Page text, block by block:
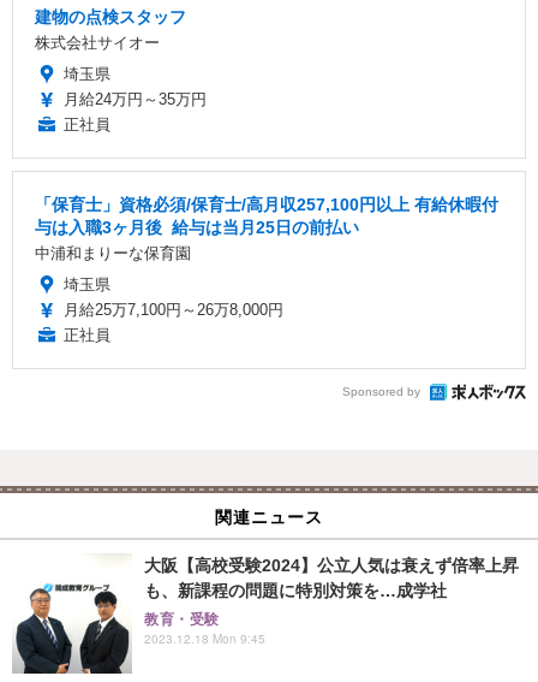
建物の点検スタッフ
株式会社サイオー
埼玉県
月給24万円～35万円
正社員
「保育士」資格必須/保育士/️高月収257,100円以上 ️有給休暇付
与は入職3ヶ月後 ️ 給与は当月25日の前払い
中浦和まりーな保育園
埼玉県
月給25万7,100円～26万8,000円
正社員
Sponsored by
関連ニュース
大阪【高校受験2024】公立人気は衰えず倍率上昇
も、新課程の問題に特別対策を…成学社
教育・受験
2023.12.18 Mon 9:45